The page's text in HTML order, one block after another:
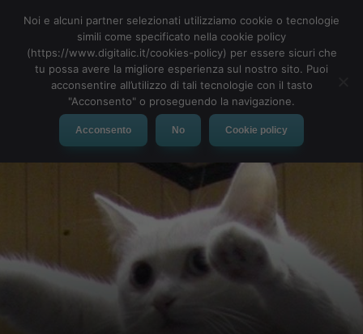
MENU
Noi e alcuni partner selezionati utilizziamo cookie o tecnologie
simili come specificato nella cookie policy
(https://www.digitalic.it/cookies-policy) per essere sicuri che
tu possa avere la migliore esperienza sul nostro sito. Puoi
acconsentire all’utilizzo di tali tecnologie con il tasto
"Acconsento" o proseguendo la navigazione.
Acconsento No Cookie policy